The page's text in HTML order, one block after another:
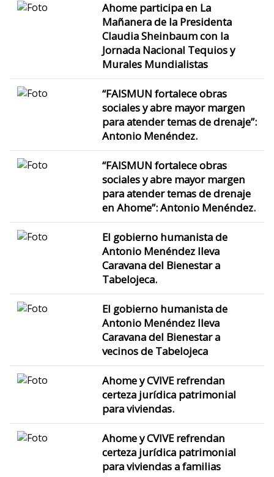
Ahome participa en La
Mañanera de la Presidenta
Claudia Sheinbaum con la
Jornada Nacional Tequios y
Murales Mundialistas
“FAISMUN fortalece obras
sociales y abre mayor margen
para atender temas de drenaje”:
Antonio Menéndez.
“FAISMUN fortalece obras
sociales y abre mayor margen
para atender temas de drenaje
en Ahome”: Antonio Menéndez.
El gobierno humanista de
Antonio Menéndez lleva
Caravana del Bienestar a
Tabelojeca.
El gobierno humanista de
Antonio Menéndez lleva
Caravana del Bienestar a
vecinos de Tabelojeca
Ahome y CVIVE refrendan
certeza jurídica patrimonial
para viviendas.
Ahome y CVIVE refrendan
certeza jurídica patrimonial
para viviendas a familias